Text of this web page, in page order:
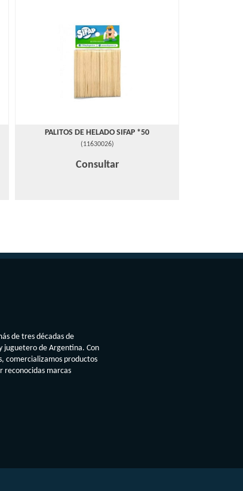
PALITOS DE HELADO SIFAP *50
(11630026)
Consultar
de tres décadas de
de Argentina. Con
comercializamos productos
reconocidas marcas